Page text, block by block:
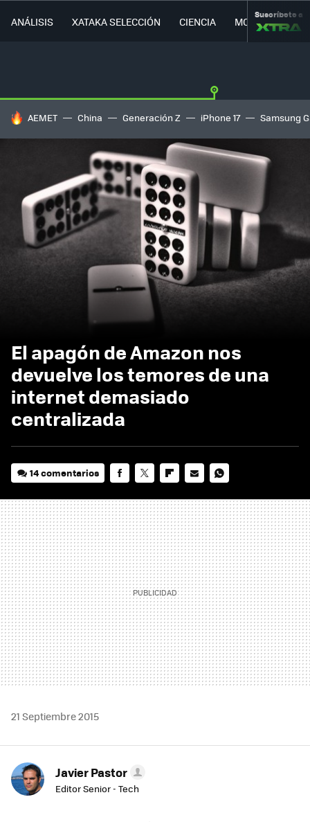
ANÁLISIS XATAKA SELECCIÓN CIENCIA MOVILIDAD
Suscríbete a
HOY SE HABLA DE
AEMET China Generación Z iPhone 17 Samsung
El apagón de Amazon nos
devuelve los temores de una
internet demasiado
centralizada
14 comentarios
MAIL
21 Septiembre 2015
Javier Pastor
Editor Senior - Tech